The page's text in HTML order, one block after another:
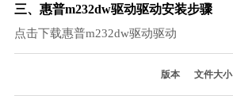
三、惠普m232dw驱动驱动安装步骤
点击下载惠普m232dw驱动驱动
版本 文件大小